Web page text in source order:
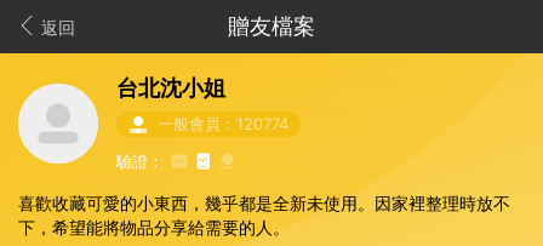
返回 贈友檔案
台北沈小姐
一般會員：120774
驗證：
喜歡收藏可愛的小東西，幾乎都是全新未使用。因家裡整理時放不
下，希望能將物品分享給需要的人。